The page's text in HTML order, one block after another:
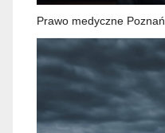
Prawo medyczne Poznań